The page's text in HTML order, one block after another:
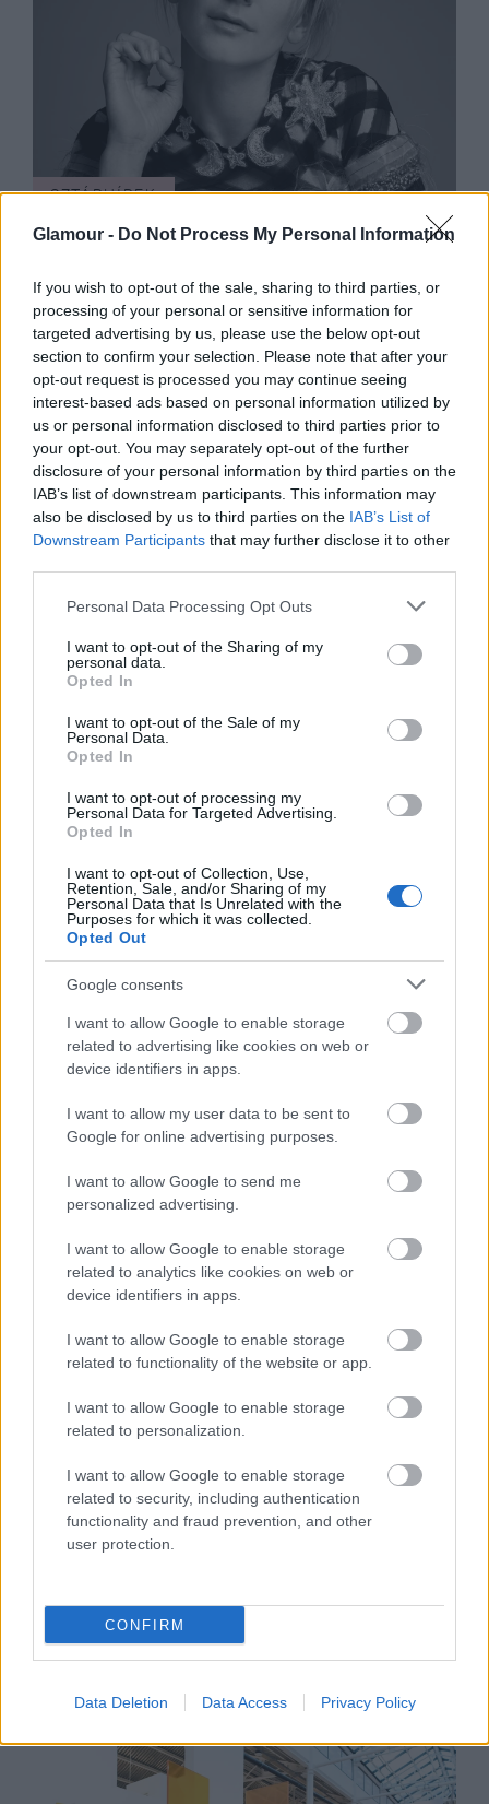
Glamour - Do Not Process My Personal Information
If you wish to opt-out of the sale, sharing to third parties, or
processing of your personal or sensitive information for
targeted advertising by us, please use the below opt-out
section to confirm your selection. Please note that after your
opt-out request is processed you may continue seeing
interest-based ads based on personal information utilized by
us or personal information disclosed to third parties prior to
your opt-out. You may separately opt-out of the further
disclosure of your personal information by third parties on the
IAB’s list of downstream participants. This information may
also be disclosed by us to third parties on the IAB’s List of
Downstream Participants that may further disclose it to other
Please note that this website/app uses one or more Google
not limited to your visit or usage behaviour. You may click to
grant or deny consent to Google and its third-party tags to
use your data for below specified purposes in below Google
consent section.
Personal Data Processing Opt Outs
I want to opt-out of the Sharing of my
personal data.
Opted In
I want to opt-out of the Sale of my
Personal Data.
Opted In
I want to opt-out of processing my
Personal Data for Targeted Advertising.
Opted In
I want to opt-out of Collection, Use,
Retention, Sale, and/or Sharing of my
Personal Data that Is Unrelated with the
Purposes for which it was collected.
Opted Out
Google consents
I want to allow Google to enable storage
related to advertising like cookies on web or
device identifiers in apps.
I want to allow my user data to be sent to
Google for online advertising purposes.
I want to allow Google to send me
personalized advertising.
I want to allow Google to enable storage
related to analytics like cookies on web or
device identifiers in apps.
I want to allow Google to enable storage
related to functionality of the website or app.
I want to allow Google to enable storage
related to personalization.
I want to allow Google to enable storage
related to security, including authentication
functionality and fraud prevention, and other
user protection.
CONFIRM
Data Deletion Data Access Privacy Policy
SZTÁRHÍREK
Borbély Alexandra világsztárokat
megszégyenítő ruhákban pózol
KULTÚRA
Kitalálod, mire keresnek rá
legtöbben az interneten? – Tabukat
dönget a Trojka Színházi Társulás új
Elképesztő magyar divatsikerek
Csalár Bence kollaborációja
A magyar divattervezők teltházas
divatbemutatókat tartottak a